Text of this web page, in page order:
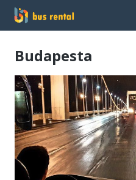
Despre noi
Servicii
Destinatii
Contact
Budapesta